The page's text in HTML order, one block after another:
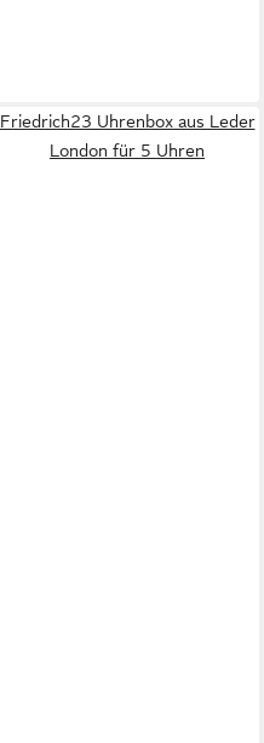
Friedrich23 Uhrenbox aus Leder
London für 5 Uhren